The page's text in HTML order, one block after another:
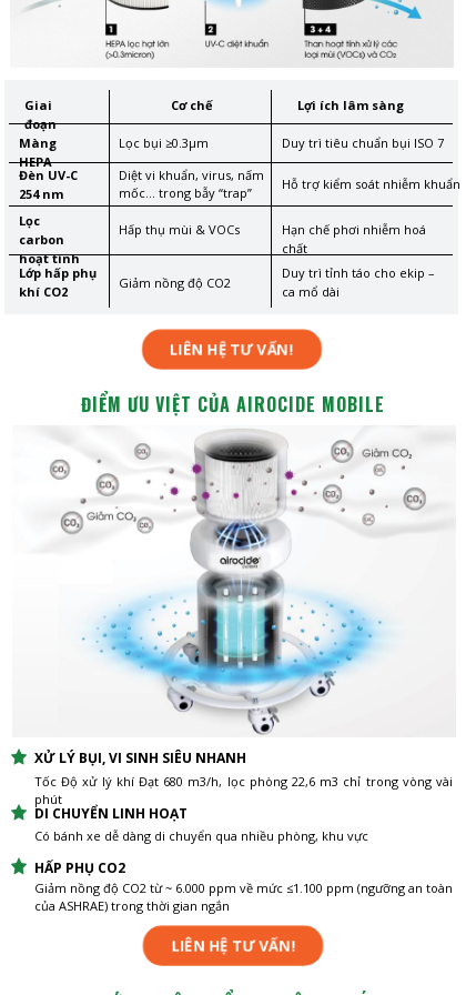
LIÊN HỆ TƯ VẤN!
Giai
đoạn
Cơ chế Lợi ích lâm sàng
Màng
HEPA
Đèn UV-C
254 nm
Lọc
carbon
hoạt tính
Lớp hấp phụ
khí CO2
Lọc bụi ≥0.3μm
Diệt vi khuẩn, virus, nấm
mốc... trong bẫy “trap”
Hấp thụ mùi & VOCs
Giảm nồng độ CO2
Duy trì tiêu chuẩn bụi ISO 7
Hỗ trợ kiểm soát nhiễm khuẩn
Hạn chế phơi nhiễm hoá
chất
Duy trì tỉnh táo cho ekip –
ca mổ dài
LIÊN HỆ TƯ VẤN!
XỬ LÝ BỤI, VI SINH SIÊU NHANH
Tốc Độ xử lý khí Đạt 680 m3/h, lọc phòng 22,6 m3 chỉ trong vòng vài
phút
DI CHUYỂN LINH HOẠT
Có bánh xe dễ dàng di chuyển qua nhiều phòng, khu vực
HẤP PHỤ CO2
Giảm nồng độ CO2 từ ~ 6.000 ppm về mức ≤1.100 ppm (ngưỡng an toàn
của ASHRAE) trong thời gian ngắn
ĐIỂM ƯU VIỆT CỦA AIROCIDE MOBILE